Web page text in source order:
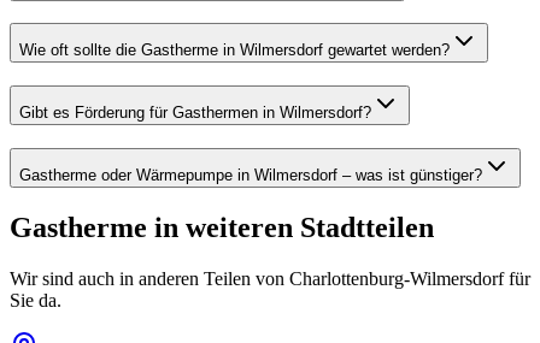
Wie oft sollte die Gastherme in Wilmersdorf gewartet werden?
Gibt es Förderung für Gasthermen in Wilmersdorf?
Gastherme oder Wärmepumpe in Wilmersdorf – was ist günstiger?
Gastherme in weiteren Stadtteilen
Wir sind auch in anderen Teilen von Charlottenburg-Wilmersdorffür
Sie da.